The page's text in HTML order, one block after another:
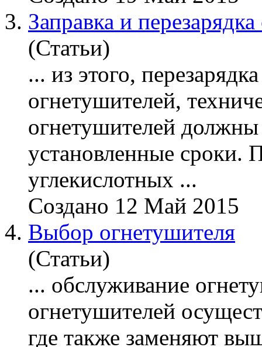
3. Заправка и
(Статьи)
... из этого, перезарядка
огнетушителей,
огнетушителей
установленные сроки.
углекислотных ...
Создано 12 Май 2015
4. Выбор огнетушителя
(Статьи)
... обслуживание
огнетушителей
где также заменяют